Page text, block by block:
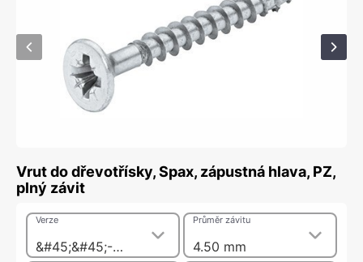
Vrut do dřevotřísky, Spax, zápustná hlava, PZ,
plný závit
&#45;&#45;-Hranatá špička s patentovaným profilem dříku a víceúčelovou hlavou
Verze
4.50 mm
Průměr závitu